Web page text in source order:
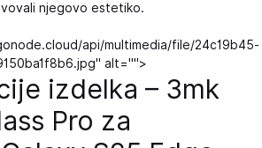
njegovo estetiko.
api/multimedia/file/24c19b45-
alt="">
izdelka – 3mk
Pro za